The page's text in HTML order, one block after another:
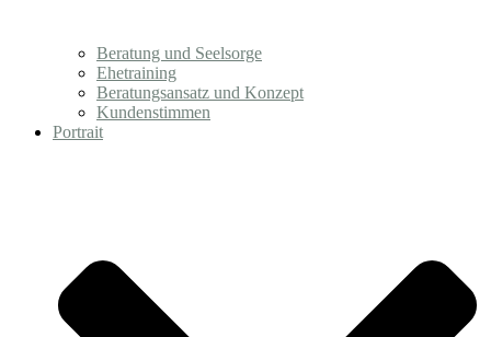
Beratung und Seelsorge
Ehetraining
Beratungsansatz und Konzept
Kundenstimmen
Portrait